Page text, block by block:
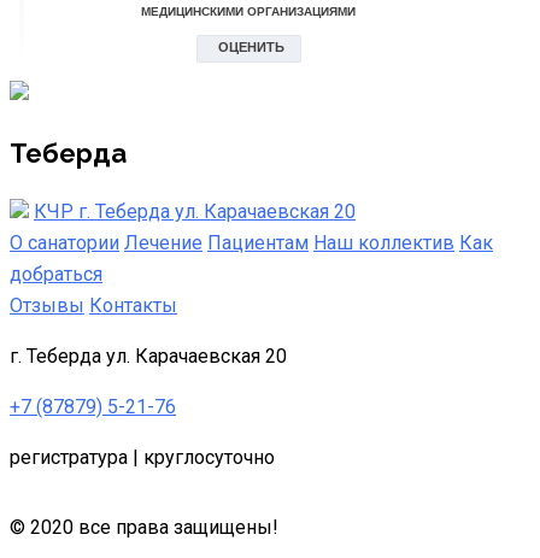
Теберда
КЧР г. Теберда ул. Карачаевская 20
О санатории Лечение Пациентам Наш коллектив Как
добраться
Отзывы Контакты
г. Теберда ул. Карачаевская 20
+7 (87879) 5-21-76
регистратура | круглосуточно
© 2020 все права защищены!